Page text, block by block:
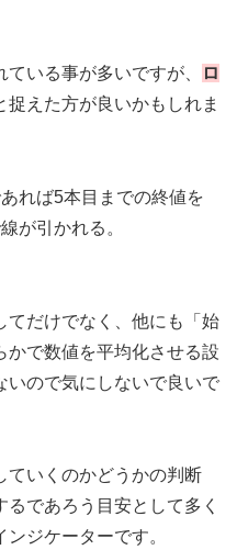
いる事が多いですが、
ロ
捉えた方が良いかもしれま
れば5本目までの終値を
が引かれる。
てだけでなく、他にも「始
かで数値を平均化させる設
いので気にしないで良いで
ていくのかどうかの判断
であろう目安として多く
ジケーターです。